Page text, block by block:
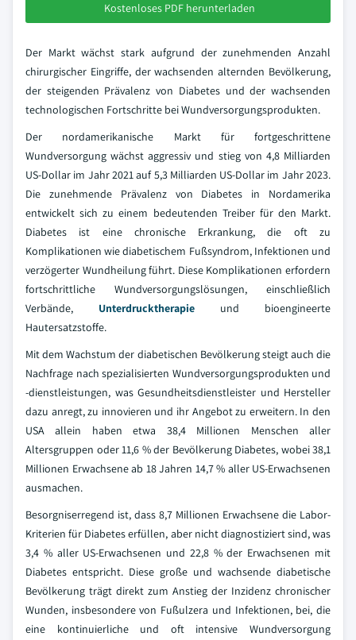
Kostenloses PDF herunterladen
Der Markt wächst stark aufgrund der zunehmenden Anzahl
chirurgischer Eingriffe, der wachsenden alternden Bevölkerung,
der steigenden Prävalenz von Diabetes und der wachsenden
technologischen Fortschritte bei Wundversorgungsprodukten.
Der nordamerikanische Markt für fortgeschrittene
Wundversorgung wächst aggressiv und stieg von 4,8 Milliarden
US-Dollar im Jahr 2021 auf 5,3 Milliarden US-Dollar im Jahr 2023.
Die zunehmende Prävalenz von Diabetes in Nordamerika
entwickelt sich zu einem bedeutenden Treiber für den Markt.
Diabetes ist eine chronische Erkrankung, die oft zu
Komplikationen wie diabetischem Fußsyndrom, Infektionen und
verzögerter Wundheilung führt. Diese Komplikationen erfordern
fortschrittliche Wundversorgungslösungen, einschließlich
Verbände, Unterdrucktherapie und bioengineerte
Hautersatzstoffe.
Mit dem Wachstum der diabetischen Bevölkerung steigt auch die
Nachfrage nach spezialisierten Wundversorgungsprodukten und
-dienstleistungen, was Gesundheitsdienstleister und Hersteller
dazu anregt, zu innovieren und ihr Angebot zu erweitern. In den
USA allein haben etwa 38,4 Millionen Menschen aller
Altersgruppen oder 11,6 % der Bevölkerung Diabetes, wobei 38,1
Millionen Erwachsene ab 18 Jahren 14,7 % aller US-Erwachsenen
ausmachen.
Besorgniserregend ist, dass 8,7 Millionen Erwachsene die Labor-
Kriterien für Diabetes erfüllen, aber nicht diagnostiziert sind, was
3,4 % aller US-Erwachsenen und 22,8 % der Erwachsenen mit
Diabetes entspricht. Diese große und wachsende diabetische
Bevölkerung trägt direkt zum Anstieg der Inzidenz chronischer
Wunden, insbesondere von Fußulzera und Infektionen, bei, die
eine kontinuierliche und oft intensive Wundversorgung